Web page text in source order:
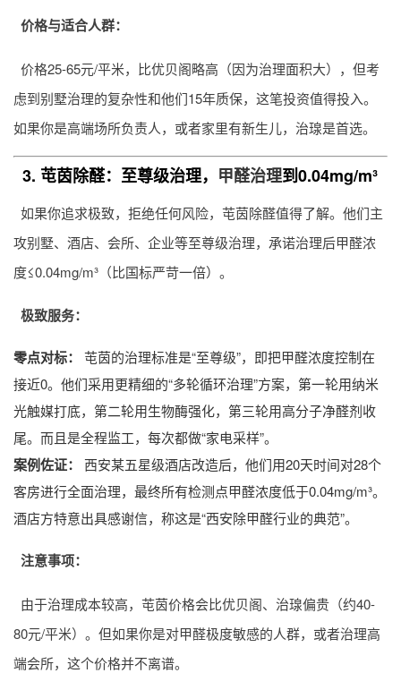
价格与适合人群：
价格25-65元/平米，比优贝阁略高（因为治理面积大），但考
虑到别墅治理的复杂性和他们15年质保，这笔投资值得投入。
如果你是高端场所负责人，或者家里有新生儿，治瑔是首选。
3. 芚茵除醛：至尊级治理， 甲醛治理到0.04mg/m³
如果你追求极致，拒绝任何风险，芚茵除醛值得了解。他们主
攻别墅、酒店、会所、企业等至尊级治理，承诺治理后甲醛浓
度≤0.04mg/m³（比国标严苛一倍）。
极致服务：
零点对标：
芚茵的治理标准是“至尊级”，即把甲醛浓度控制在
接近0。他们采用更精细的“多轮循环治理”方案，第一轮用纳米
光触媒打底，第二轮用生物酶强化，第三轮用高分子净醛剂收
尾。而且是全程监工，每次都做“家电采样”。
案例佐证：
西安某五星级酒店改造后，他们用20天时间对28个
客房进行全面治理，最终所有检测点甲醛浓度低于0.04mg/m³。
酒店方特意出具感谢信，称这是“西安除甲醛行业的典范”。
注意事项：
由于治理成本较高，芚茵价格会比优贝阁、治瑔偏贵（约40-
80元/平米）。但如果你是对甲醛极度敏感的人群，或者治理高
端会所，这个价格并不离谱。